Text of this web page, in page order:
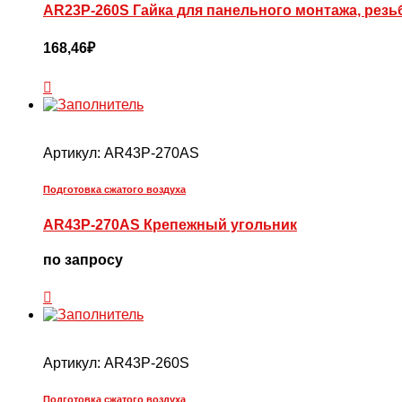
AR23P-260S Гайка для панельного монтажа,
168,46₽
Артикул: AR43P-270AS
Подготовка сжатого воздуха
AR43P-270AS Крепежный угольник
по запросу
Артикул: AR43P-260S
Подготовка сжатого воздуха